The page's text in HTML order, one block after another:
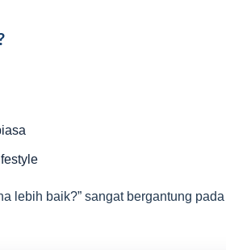
lebih baik?” sangat bergantung